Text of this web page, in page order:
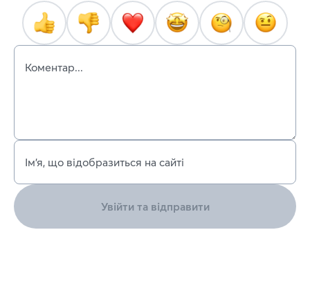
Коментар...
Ім’я, що відобразиться на сайті
Увійти та відправити